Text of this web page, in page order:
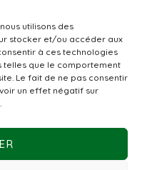
utilisons des
stocker et/ou accéder aux
à ces technologies
que le comportement
Le fait de ne pas consentir
un effet négatif sur
de confidentialité